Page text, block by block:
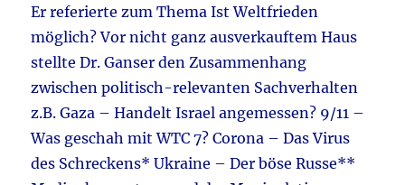
&
Kölner
&
Bundestag
aktuell
Er referierte zum Thema Ist Weltfrieden
möglich? Vor nicht ganz ausverkauftem Haus
stellte Dr. Ganser den Zusammenhang
zwischen politisch-relevanten Sachverhalten
z.B. Gaza – Handelt Israel angemessen? 9/11 –
Was geschah mit WTC 7? Corona – Das Virus
des Schreckens* Ukraine – Der böse Russe**